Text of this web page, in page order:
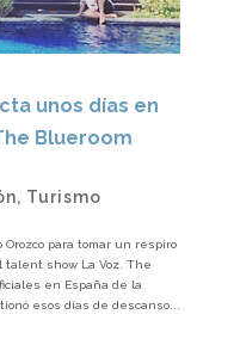
unos días en
Blueroom
, Turismo
para tomar un respiro
show La Voz. The
en España de la
esos días de descanso...